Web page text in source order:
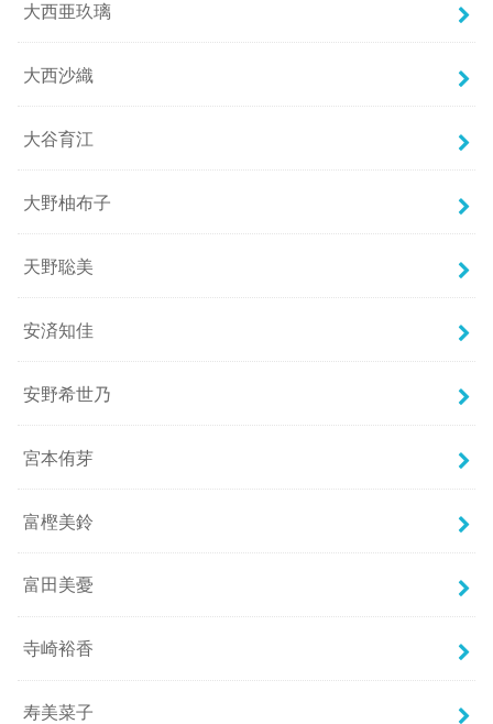
大西亜玖璃
大西沙織
大谷育江
大野柚布子
天野聡美
安済知佳
安野希世乃
宮本侑芽
富樫美鈴
富田美憂
寺崎裕香
寿美菜子